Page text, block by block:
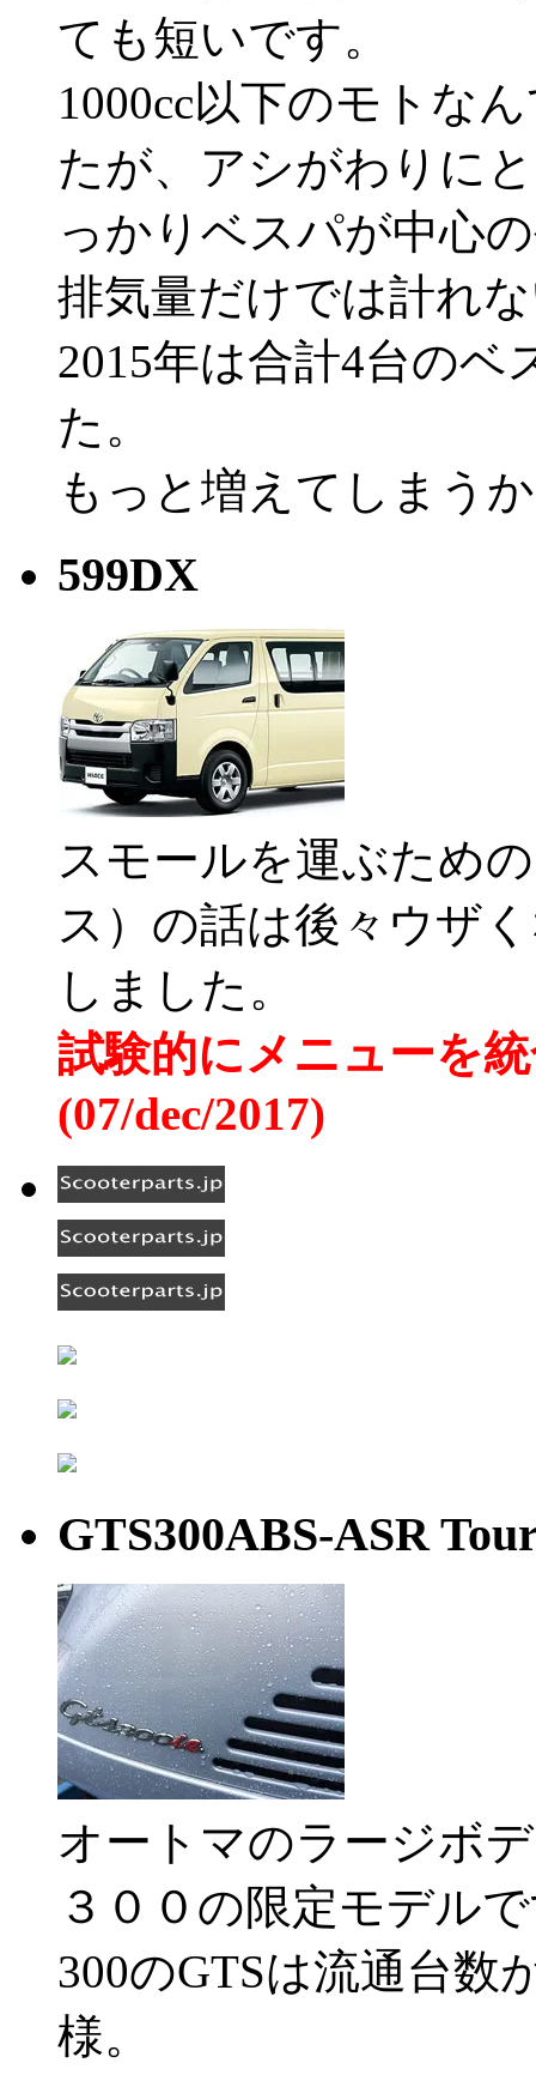
ても短いです。
1000cc以下のモトな
たが、アシがわりに
っかりベスパが中心
排気量だけでは計れ
2015年は合計4台の
た。
もっと増えてしまう
599DX
スモールを運ぶため
ス）の話は後々ウザ
しました。
試験的にメニューを
(07/dec/2017)
GTS300ABS-ASR
オートマのラージボ
３００の限定モデル
300のGTSは流通台数
様。